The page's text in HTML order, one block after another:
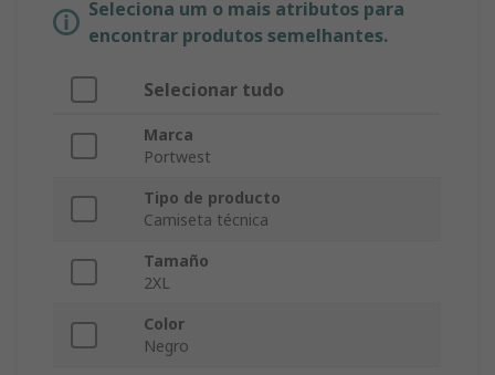
Seleciona um o mais atributos para
encontrar produtos semelhantes.
Selecionar tudo
Marca
Portwest
Tipo de producto
Camiseta técnica
Tamaño
2XL
Color
Negro